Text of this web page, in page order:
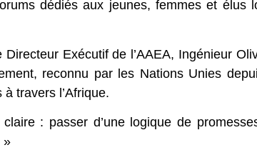
dédiés aux jeunes, femmes et élus
Directeur Exécutif de l’AAEA, Ingénieur
reconnu par les Nations Unies
travers l’Afrique.
: passer d’une logique de
»